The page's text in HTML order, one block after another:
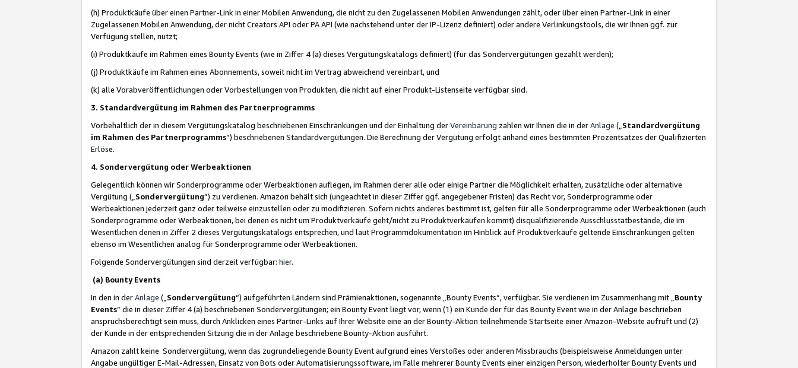
(h) Produktkäufe über einen Partner-Link in einer Mobilen Anwendung, die nicht zu den Zugelassenen Mobilen Anwendungen zählt, oder über einen Partner-Link in einer
Zugelassenen Mobilen Anwendung, der nicht Creators API oder PA API (wie nachstehend unter der IP-Lizenz definiert) oder andere Verlinkungstools, die wir Ihnen ggf. zur
Verfügung stellen, nutzt;
(i) Produktkäufe im Rahmen eines Bounty Events (wie in Ziffer 4 (a) dieses Vergütungskatalogs definiert) (für das Sondervergütungen gezahlt werden);
(j) Produktkäufe im Rahmen eines Abonnements, soweit nicht im Vertrag abweichend vereinbart, und
(k) alle Vorabveröffentlichungen oder Vorbestellungen von Produkten, die nicht auf einer Produkt-Listenseite verfügbar sind.
3. Standardvergütung im Rahmen des Partnerprogramms
Vorbehaltlich der in diesem Vergütungskatalog beschriebenen Einschränkungen und der Einhaltung derVereinbarung zahlen wir Ihnen die in derAnlage („ Standardvergütung
im Rahmen des Partnerprogramms“) beschriebenen Standardvergütungen. Die Berechnung der Vergütung erfolgt anhand eines bestimmten Prozentsatzes der Qualifizierten
Erlöse.
4. Sondervergütung oder Werbeaktionen
Gelegentlich können wir Sonderprogramme oder Werbeaktionen auflegen, im Rahmen derer alle oder einige Partner die Möglichkeit erhalten, zusätzliche oder alternative
Vergütung („ Sondervergütung”) zu verdienen. Amazon behält sich (ungeachtet in dieser Ziffer ggf. angegebener Fristen) das Recht vor, Sonderprogramme oder
Werbeaktionen jederzeit ganz oder teilweise einzustellen oder zu modifizieren. Sofern nichts anderes bestimmt ist, gelten für alle Sonderprogramme oder Werbeaktionen (auch
Sonderprogramme oder Werbeaktionen, bei denen es nicht um Produktverkäufe geht/nicht zu Produktverkäufen kommt) disqualifizierende Ausschlusstatbestände, die im
Wesentlichen denen in Ziffer 2 dieses Vergütungskatalogs entsprechen, und laut Programmdokumentation im Hinblick auf Produktverkäufe geltende Einschränkungen gelten
ebenso im Wesentlichen analog für Sonderprogramme oder Werbeaktionen.
Folgende Sondervergütungen sind derzeit verfügbar: hier.
(a) Bounty Events
In den in derAnlage („ Sondervergütung“) aufgeführten Ländern sind Prämienaktionen, sogenannte „Bounty Events“, verfügbar. Sie verdienen im Zusammenhang mit „ Bounty
Events“ die in dieser Ziffer 4 (a) beschriebenen Sondervergütungen; ein Bounty Event liegt vor, wenn (1) ein Kunde der für das Bounty Event wie in der Anlage beschrieben
anspruchsberechtigt sein muss, durch Anklicken eines Partner-Links auf Ihrer Website eine an der Bounty-Aktion teilnehmende Startseite einer Amazon-Website aufruft und (2)
der Kunde in der entsprechenden Sitzung die in der Anlage beschriebene Bounty-Aktion ausführt.
Amazon zahlt keine Sondervergütung, wenn das zugrundeliegende Bounty Event aufgrund eines Verstoßes oder anderen Missbrauchs (beispielsweise Anmeldungen unter
Angabe ungültiger E-Mail-Adressen, Einsatz von Bots oder Automatisierungssoftware, im Falle mehrerer Bounty Events einer einzigen Person, wiederholter Bounty Events und